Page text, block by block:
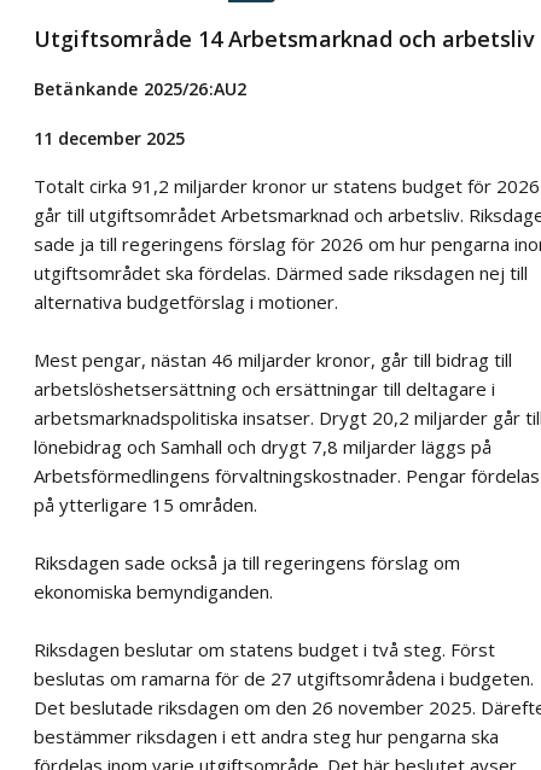
Utgiftsområde 14 Arbetsmarknad och arbetsliv
Betänkande 2025/26:AU2
11 december 2025
Totalt cirka 91,2 miljarder kronor ur statens budget för 2026
går till utgiftsområdet Arbetsmarknad och arbetsliv.
sade ja till regeringens förslag för 2026 om hur pengarna
utgiftsområdet ska fördelas. Därmed sade riksdagen nej till
alternativa budgetförslag i motioner.
Mest pengar, nästan 46 miljarder kronor, går till bidrag till
arbetslöshetsersättning och ersättningar till deltagare i
arbetsmarknadspolitiska insatser. Drygt 20,2 miljarder går
lönebidrag och Samhall och drygt 7,8 miljarder läggs på
Arbetsförmedlingens förvaltningskostnader. Pengar fördelas
på ytterligare 15 områden.
Riksdagen sade också ja till regeringens förslag om
ekonomiska bemyndiganden.
Riksdagen beslutar om statens budget i två steg. Först
beslutas om ramarna för de 27 utgiftsområdena i budgeten.
Det beslutade riksdagen om den 26 november 2025.
bestämmer riksdagen i ett andra steg hur pengarna ska
fördelas inom varje utgiftsområde. Det här beslutet avser